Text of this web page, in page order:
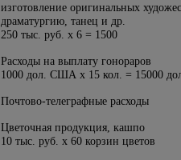
изготовление оригинальных
драматургию, танец и др.
250 тыс. руб. х 6 = 1500
Расходы на выплату гонораров
1000 дол. США х 15 кол. = 15000
Почтово-телеграфные расходы
Цветочная продукция, кашпо
10 тыс. руб. х 60 корзин цветов